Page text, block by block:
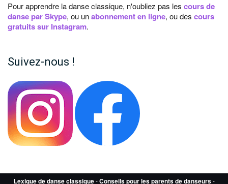
Pour apprendre la danse classique, n'oubliez pas les cours de
danse par Skype, ou unabonnement en ligne, ou des cours
gratuits sur Instagram.
Suivez-nous !
Lexique de danse classique-Conseils pour les parents de danseurs-